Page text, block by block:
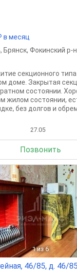
в месяц
, Брянск, Фокинский р-н
секционного
доме. Закрытая
состоянии.
жилом состоянии,
без долгов и
27.05
Позвонить
1 из 6
46/85, д. 46/